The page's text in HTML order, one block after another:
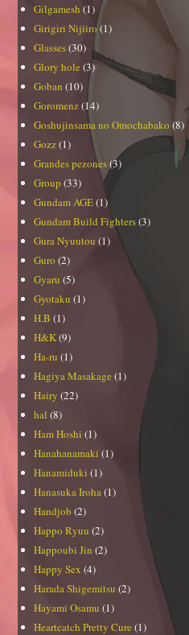
Gilgamesh (1)
Girigiri Nijiiro(1)
Glasses(30)
Glory hole (3)
Goban (10)
Goromenz(14)
Goshujinsama no Omochabako (8)
Gozz(1)
Grandes pezones(3)
Group (33)
Gundam AGE(1)
Gundam Build Fighters(3)
Gura Nyuutou (1)
Guro (2)
Gyaru (5)
Gyotaku (1)
H.B (1)
H&K(9)
Ha-ru (1)
Hagiya Masakage (1)
Hairy (22)
hal (8)
Ham Hoshi (1)
Hanahanamaki (1)
Hanamiduki (1)
Hanasuka Iroha (1)
Handjob (2)
Happo Ryuu (2)
Happoubi Jin (2)
Happy Sex (4)
Harada Shigemitsu (2)
Hayami Osamu (1)
Heartcatch Pretty Cure (1)